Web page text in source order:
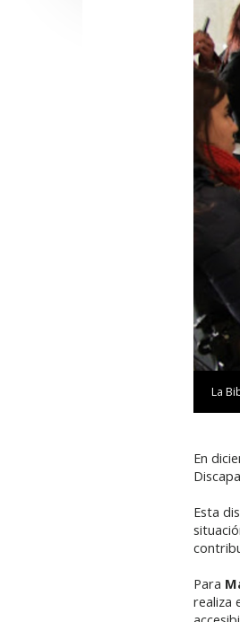
La
En
Esta
Para
realiza